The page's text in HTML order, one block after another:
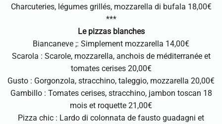
Charcuteries, légumes grillés, mozzarella di bufala 18,00€
***
Le pizzas blanches
Biancaneve ;: Simplement mozzarella 14,00€
Scarola : Scarole, mozzarella, anchois de méditerranée et
tomates cerises 20,00€
Gusto : Gorgonzola, stracchino, taleggio, mozzarella 20,00€
Gambillo : Tomates cerises, stracchino, jambon toscan 18
mois et roquette 21,00€
Pizza chic : Lardo di colonnata de fausto guadagni et